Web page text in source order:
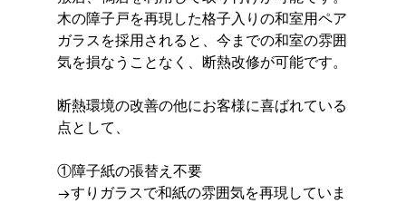
木の障子戸を再現した格子入りの和室用ペア
ガラスを採用されると、今までの和室の雰囲
気を損なうことなく、断熱改修が可能です。
断熱環境の改善の他にお客様に喜ばれている
点として、
①障子紙の張替え不要
→すりガラスで和紙の雰囲気を再現していま